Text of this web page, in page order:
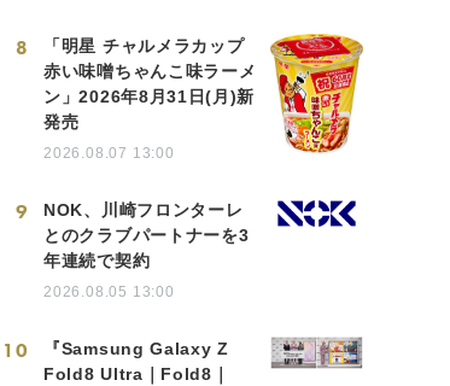
8
「明星 チャルメラカップ
赤い味噌ちゃんこ味ラーメ
ン」2026年8月31日(月)新
発売
2026.08.07 13:00
9
NOK、川崎フロンターレ
とのクラブパートナーを3
年連続で契約
2026.08.05 13:00
10
『Samsung Galaxy Z
Fold8 Ultra｜Fold8｜